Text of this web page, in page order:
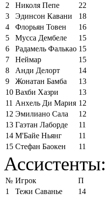
2
Николя Пепе
22
3
Эдинсон Кавани
18
4
Флорьян Товен
16
5
Мусса Дембеле
15
6
Радамель Фалькао 15
7
Неймар
15
8
Анди Делорт
14
9
Жонатан Бамба
13
10 Вахби Хазри
13
11 Анхель Ди Мария 12
12 Эмилиано Сала
12
13 Гаэтан Лаборде
11
14 М'Байе Ньянг
11
15 Стефан Баокен 11
Ассистенты:
№ Игрок
П
1
Тежи Саванье
14